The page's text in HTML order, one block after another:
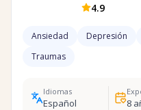
Trabaja con nosotros
4.9
Ansiedad Depresión
Traumas
Idiomas
Español 8